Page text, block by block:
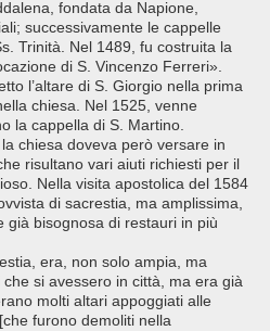
fondata da Napione,
successivamente le cappelle
Trinità. Nel 1489, fu costruita la
di S. Vincenzo Ferreri».
l’altare di S. Giorgio nella prima
chiesa. Nel 1525, venne
la cappella di S. Martino.
chiesa doveva però versare in
risultano vari aiuti richiesti per il
Nella visita apostolica del 1584
di sacrestia, ma amplissima,
già bisognosa di restauri in più
era, non solo ampia, ma
si avessero in città, ma era già
molti altari appoggiati alle
furono demoliti nella